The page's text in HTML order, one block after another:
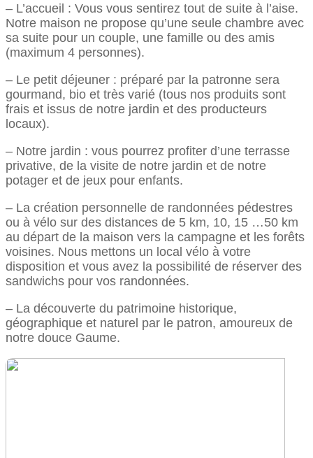
– L’accueil : Vous vous sentirez tout de suite à l’aise.
Notre maison ne propose qu’une seule chambre avec
sa suite pour un couple, une famille ou des amis
(maximum 4 personnes).
– Le petit déjeuner : préparé par la patronne sera
gourmand, bio et très varié (tous nos produits sont
frais et issus de notre jardin et des producteurs
locaux).
– Notre jardin : vous pourrez profiter d’une terrasse
privative, de la visite de notre jardin et de notre
potager et de jeux pour enfants.
– La création personnelle de randonnées pédestres
ou à vélo sur des distances de 5 km, 10, 15 …50 km
au départ de la maison vers la campagne et les forêts
voisines. Nous mettons un local vélo à votre
disposition et vous avez la possibilité de réserver des
sandwichs pour vos randonnées.
– La découverte du patrimoine historique,
géographique et naturel par le patron, amoureux de
notre douce Gaume.